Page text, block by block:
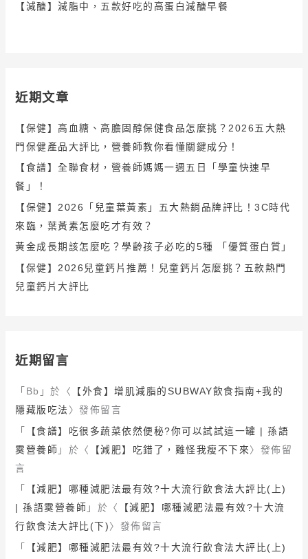
【減醣】減脂中，五款好吃的高蛋白減醣早餐
近期文章
【保健】高血糖、高膽固醇保健食品怎麼挑？2026五大熱
門保健產品大評比，營養師教你看懂關鍵成分！
【食譜】全聯食材，營養師媽媽一週五日「學童快速早
餐」！
【保健】2026「兒童葉黃素」五大熱銷品牌評比！3C時代
來臨，葉黃素怎麼吃才有效？
黃金成長期該怎麼吃？學齡孩子必吃的5種 「優質蛋白質」
【保健】2026兒童鈣片推薦！兒童鈣片怎麼挑？五款熱門
兒童鈣片大評比
近期留言
「 Bb 」於〈
【外食】增肌減脂的SUBWAY飲食指南+我的
隱藏版吃法 〉發佈留言
「
【食譜】吃很多蔬菜依然便秘?你可以試試這一罐 | 孫語
霙營養師 」於〈 【減肥】吃錯了，難怪我瘦不下來〉發佈留
言
「
【減肥】哪種減肥法最有效?十大流行飲食法大評比(上)
| 孫語霙營養師 」於〈
【減肥】哪種減肥法最有效?十大流
行飲食法大評比(下)〉發佈留言
「
【減肥】哪種減肥法最有效?十大流行飲食法大評比(上)